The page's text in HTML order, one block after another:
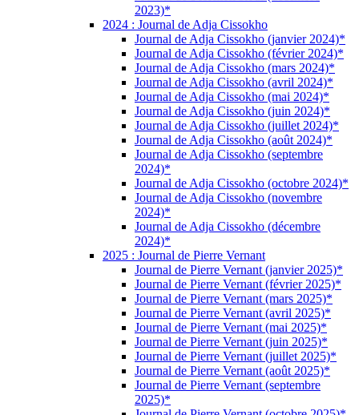
2023)*
2024 : Journal de Adja Cissokho
Journal de Adja Cissokho (janvier 2024)*
Journal de Adja Cissokho (février 2024)*
Journal de Adja Cissokho (mars 2024)*
Journal de Adja Cissokho (avril 2024)*
Journal de Adja Cissokho (mai 2024)*
Journal de Adja Cissokho (juin 2024)*
Journal de Adja Cissokho (juillet 2024)*
Journal de Adja Cissokho (août 2024)*
Journal de Adja Cissokho (septembre
2024)*
Journal de Adja Cissokho (octobre 2024)*
Journal de Adja Cissokho (novembre
2024)*
Journal de Adja Cissokho (décembre
2024)*
2025 : Journal de Pierre Vernant
Journal de Pierre Vernant (janvier 2025)*
Journal de Pierre Vernant (février 2025)*
Journal de Pierre Vernant (mars 2025)*
Journal de Pierre Vernant (avril 2025)*
Journal de Pierre Vernant (mai 2025)*
Journal de Pierre Vernant (juin 2025)*
Journal de Pierre Vernant (juillet 2025)*
Journal de Pierre Vernant (août 2025)*
Journal de Pierre Vernant (septembre
2025)*